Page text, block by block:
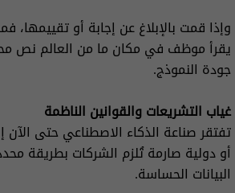
وإذا قمت بالإبلاغ عن إجابة أو تقييمها،
يقرأ موظف في مكان ما من العالم نص
جودة النموذج.
غياب التشريعات والقوانين الناظمة
تفتقر صناعة الذكاء الاصطناعي حتى الآن
أو دولية صارمة تُلزم الشركات بطريقة
البيانات الحساسة.